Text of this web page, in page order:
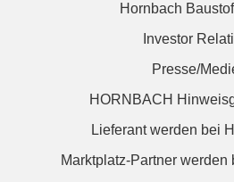
Hornbach
Investor
Presse/
HORNBACH
Lieferant werden bei
Marktplatz-Partner werden